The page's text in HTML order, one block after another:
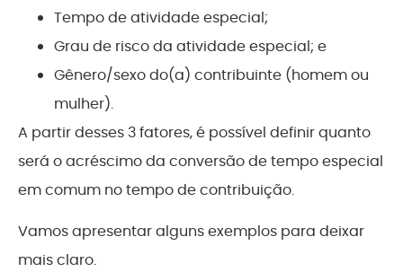
Tempo de atividade especial;
Grau de risco da atividade especial; e
Gênero/sexo do(a) contribuinte (homem ou
mulher).
A partir desses 3 fatores, é possível definir quanto
será o acréscimo da conversão de tempo especial
em comum no tempo de contribuição.
Vamos apresentar alguns exemplos para deixar
mais claro.